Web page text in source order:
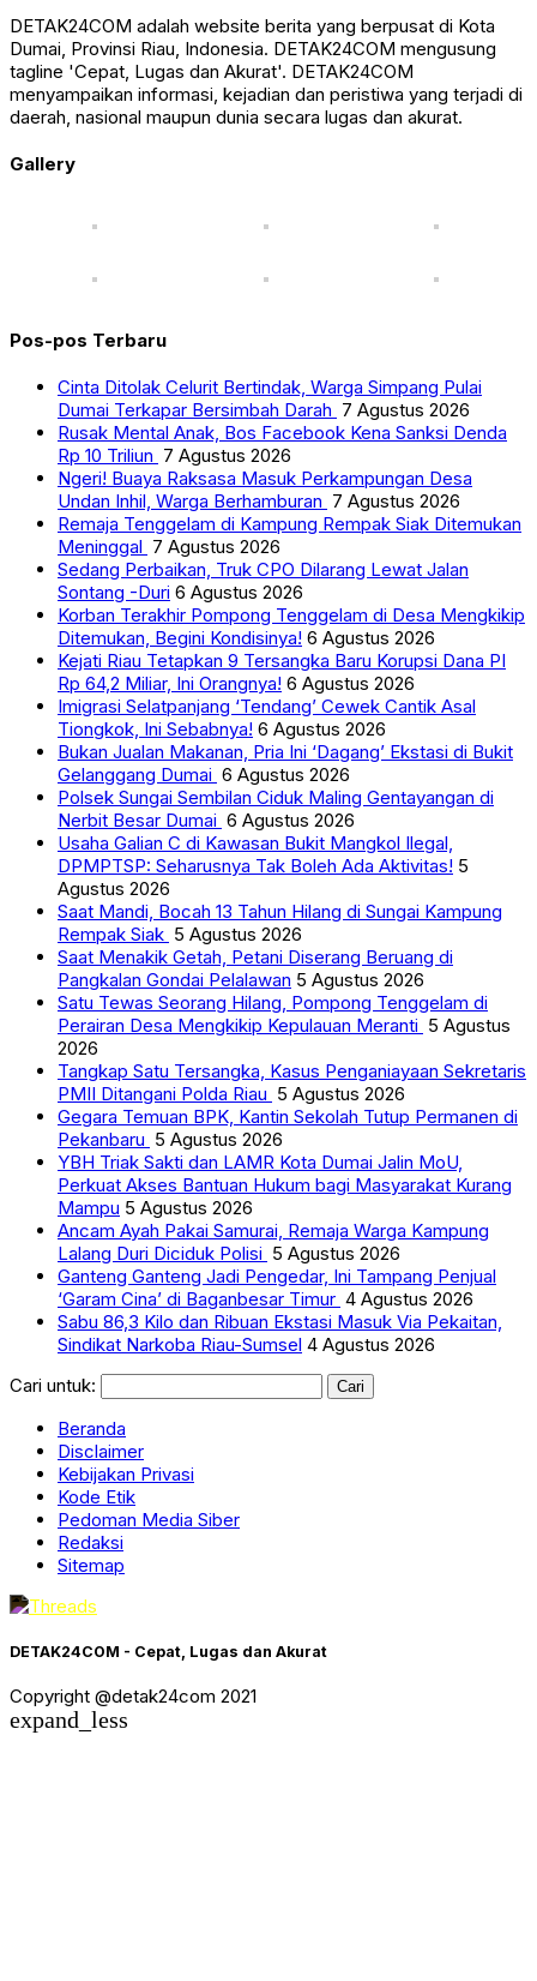
DETAK24COM adalah website berita yang berpusat di Kota
Dumai, Provinsi Riau, Indonesia. DETAK24COM mengusung
tagline 'Cepat, Lugas dan Akurat'. DETAK24COM
menyampaikan informasi, kejadian dan peristiwa yang terjadi di
daerah, nasional maupun dunia secara lugas dan akurat.
Gallery
Pos-pos Terbaru
Cinta Ditolak Celurit Bertindak, Warga Simpang Pulai
Dumai Terkapar Bersimbah Darah 7 Agustus 2026
Rusak Mental Anak, Bos Facebook Kena Sanksi Denda
Rp 10 Triliun 7 Agustus 2026
Ngeri! Buaya Raksasa Masuk Perkampungan Desa
Undan Inhil, Warga Berhamburan 7 Agustus 2026
Remaja Tenggelam di Kampung Rempak Siak Ditemukan
Meninggal 7 Agustus 2026
Sedang Perbaikan, Truk CPO Dilarang Lewat Jalan
Sontang -Duri 6 Agustus 2026
Korban Terakhir Pompong Tenggelam di Desa Mengkikip
Ditemukan, Begini Kondisinya! 6 Agustus 2026
Kejati Riau Tetapkan 9 Tersangka Baru Korupsi Dana PI
Rp 64,2 Miliar, Ini Orangnya! 6 Agustus 2026
Imigrasi Selatpanjang ‘Tendang’ Cewek Cantik Asal
Tiongkok, Ini Sebabnya! 6 Agustus 2026
Bukan Jualan Makanan, Pria Ini ‘Dagang’ Ekstasi di Bukit
Gelanggang Dumai 6 Agustus 2026
Polsek Sungai Sembilan Ciduk Maling Gentayangan di
Nerbit Besar Dumai 6 Agustus 2026
Usaha Galian C di Kawasan Bukit Mangkol Ilegal,
DPMPTSP: Seharusnya Tak Boleh Ada Aktivitas! 5
Agustus 2026
Saat Mandi, Bocah 13 Tahun Hilang di Sungai Kampung
Rempak Siak 5 Agustus 2026
Saat Menakik Getah, Petani Diserang Beruang di
Pangkalan Gondai Pelalawan 5 Agustus 2026
Satu Tewas Seorang Hilang, Pompong Tenggelam di
Perairan Desa Mengkikip Kepulauan Meranti 5 Agustus
2026
Tangkap Satu Tersangka, Kasus Penganiayaan Sekretaris
PMII Ditangani Polda Riau 5 Agustus 2026
Gegara Temuan BPK, Kantin Sekolah Tutup Permanen di
Pekanbaru 5 Agustus 2026
YBH Triak Sakti dan LAMR Kota Dumai Jalin MoU,
Perkuat Akses Bantuan Hukum bagi Masyarakat Kurang
Mampu 5 Agustus 2026
Ancam Ayah Pakai Samurai, Remaja Warga Kampung
Lalang Duri Diciduk Polisi 5 Agustus 2026
Ganteng Ganteng Jadi Pengedar, Ini Tampang Penjual
‘Garam Cina’ di Baganbesar Timur 4 Agustus 2026
Sabu 86,3 Kilo dan Ribuan Ekstasi Masuk Via Pekaitan,
Sindikat Narkoba Riau-Sumsel 4 Agustus 2026
Cari untuk:
Beranda
Disclaimer
Kebijakan Privasi
Kode Etik
Pedoman Media Siber
Redaksi
Sitemap
DETAK24COM - Cepat, Lugas dan Akurat
Copyright @detak24com 2021
expand_less